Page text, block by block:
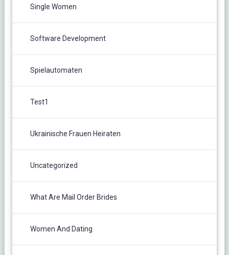
Single Women
Software Development
Spielautomaten
Test1
Ukrainische Frauen Heiraten
Uncategorized
What Are Mail Order Brides
Women And Dating